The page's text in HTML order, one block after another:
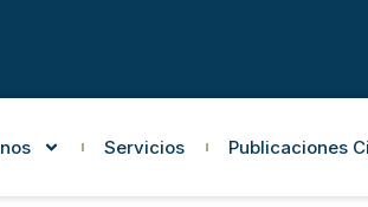
Servicios Publicaciones